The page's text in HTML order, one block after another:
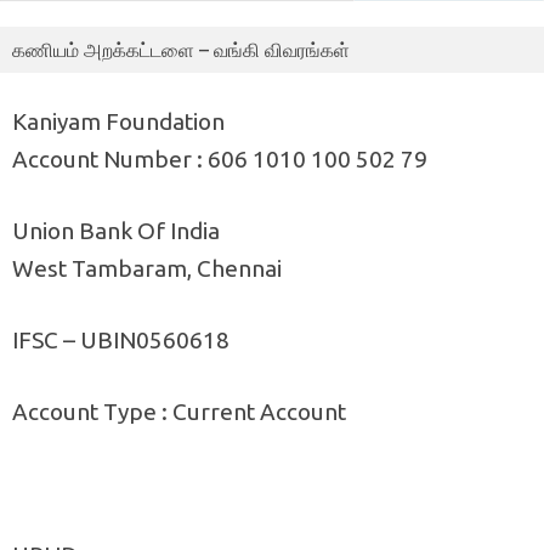
கணியம் அறக்கட்டளை – வங்கி விவரங்கள்
Kaniyam Foundation
Account Number : 606 1010 100 502 79
Union Bank Of India
West Tambaram, Chennai
IFSC – UBIN0560618
Account Type : Current Account